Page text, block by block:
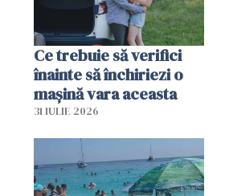
Ce trebuie să verifici
înainte să închiriezi o
mașină vara aceasta
31 IULIE 2026